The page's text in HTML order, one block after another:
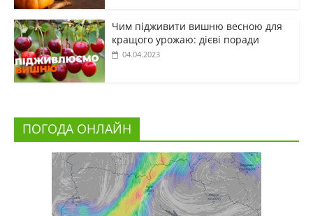
Чим підживити вишню весною для
кращого урожаю: дієві поради
04.04.2023
ПОГОДА ОНЛАЙН